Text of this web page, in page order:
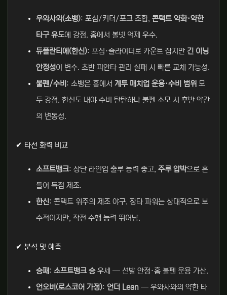
우와사와(소뱅): 포심/커터/포크 조합, 콘택트 약화·약한
타구 유도에 강점. 홈에서 볼넷 억제 우수.
듀플란티에(한신): 포심·슬라이더로 카운트 잡지만 긴 이닝
안정성이 변수. 초반 피안타 관리 실패 시 빠른 교체 가능성.
불펜/수비 : 소뱅은 홈에서 계투 매치업 운용·수비 범위 모
두 강점. 한신도 내야 수비 탄탄하나 불펜 소모 시 후반 약간
의 변동성.
✔ 타선 화력 비교
소프트뱅크: 상단 라인업 출루 능력 좋고, 주루 압박으로 흔
들어 득점 제조.
한신: 콘택트 위주의 제조 야구. 장타 파워는 상대적으로 보
수적이지만, 작전 수행 능력 뛰어남.
✔ 분석 및 예측
승패: 소프트뱅크 승우세 — 선발 안정·홈 불펜 운용 가산.
언오버(로스코어 가정): 언더 Lean — 우와사와의 약한 타